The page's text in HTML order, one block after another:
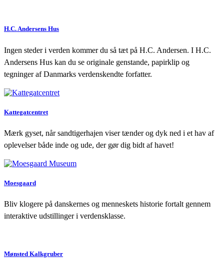
H.C. Andersens Hus
Ingen steder i verden kommer du så tæt på H.C. Andersen. I H.C.
Andersens Hus kan du se originale genstande, papirklip og
tegninger af Danmarks verdenskendte forfatter.
Kattegatcentret
Mærk gyset, når sandtigerhajen viser tænder og dyk ned i et hav af
oplevelser både inde og ude, der gør dig bidt af havet!
Moesgaard
Bliv klogere på danskernes og menneskets historie fortalt gennem
interaktive udstillinger i verdensklasse.
Mønsted Kalkgruber